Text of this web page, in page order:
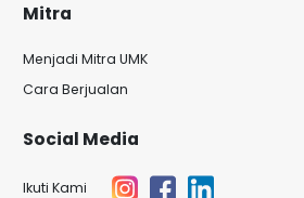
Mitra
Menjadi Mitra UMK
Cara Berjualan
Social Media
Ikuti Kami